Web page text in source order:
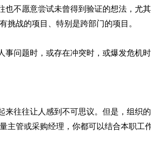
不愿意尝试未曾得到验证的想法，尤
挑战的项目、特别是跨部门的项目。
问题时，或存在冲突时，或爆发危机
往往让人感到不可思议。但是，组织
主管或采购经理，你都可以结合本职工